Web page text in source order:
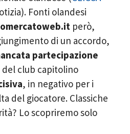
Fonti olandesi
però,
di un accordo,
partecipazione
del club capitolino
, in negativo per i
del giocatore. Classiche
Lo scopriremo solo